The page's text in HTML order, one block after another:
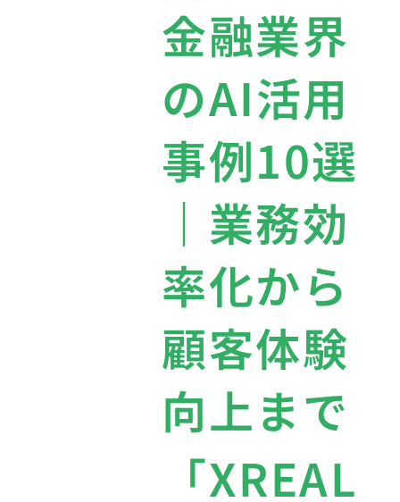
金融業界
のAI活用
事例10選
｜業務効
率化から
顧客体験
向上まで
「XREAL